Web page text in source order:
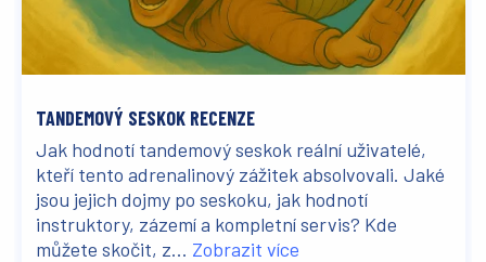
TANDEMOVÝ SESKOK RECENZE
Jak hodnotí tandemový seskok reální uživatelé,
kteří tento adrenalinový zážitek absolvovali. Jaké
jsou jejich dojmy po seskoku, jak hodnotí
instruktory, zázemí a kompletní servis? Kde
můžete skočit, z... Zobrazit více